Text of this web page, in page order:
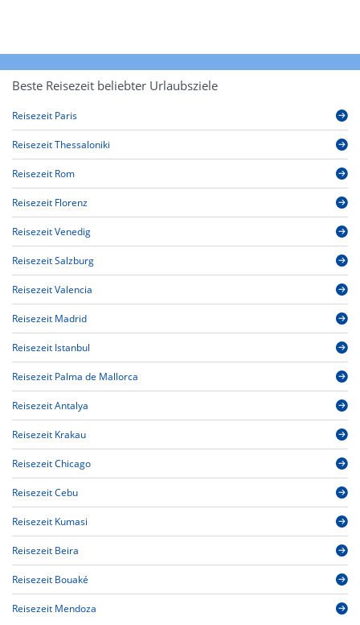
Beste Reisezeit beliebter Urlaubsziele
Reisezeit Paris
Reisezeit Thessaloniki
Reisezeit Rom
Reisezeit Florenz
Reisezeit Venedig
Reisezeit Salzburg
Reisezeit Valencia
Reisezeit Madrid
Reisezeit Istanbul
Reisezeit Palma de Mallorca
Reisezeit Antalya
Reisezeit Krakau
Reisezeit Chicago
Reisezeit Cebu
Reisezeit Kumasi
Reisezeit Beira
Reisezeit Bouaké
Reisezeit Mendoza